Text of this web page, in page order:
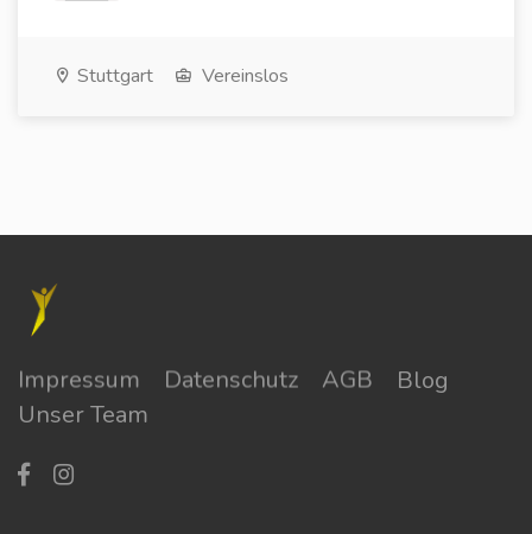
Stuttgart Vereinslos
Impressum Datenschutz AGB
Blog
Unser Team